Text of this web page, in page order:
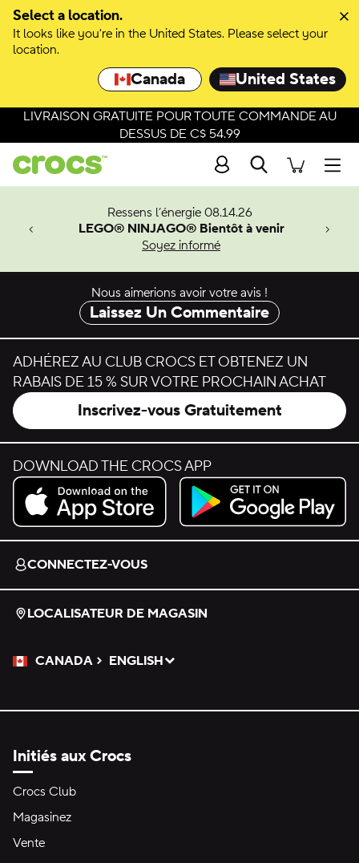
Select a location.
It looks like you're in the United States. Please select your
location.
Canada United States
Passer à la sélection de couleurs
Passer aux détails du produit
LIVRAISON GRATUITE POUR TOUTE COMMANDE AU
DESSUS DE C$ 54.99
Recherche
Ressens l’énergie 08.14.26
LEGO® NINJAGO® Bientôt à venir
Soyez informé
Man.
Nous aimerions avoir votre avis !
Laissez Un Commentaire
ADHÉREZ AU CLUB CROCS ET OBTENEZ UN
RABAIS DE 15 % SUR VOTRE PROCHAIN ACHAT
Inscrivez-vous Gratuitement
DOWNLOAD THE CROCS APP
Download on the App Store.
Get it on Google Play.
CONNECTEZ-VOUS
LOCALISATEUR DE MAGASIN
CANADA
Veuillez sélectionner une langue
ENGLISH
Sélectionné
Initiés aux Crocs
Crocs Club
Magasinez
Vente